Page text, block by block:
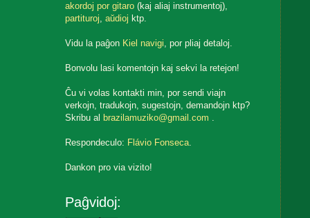
akordoj por gitaro (kaj aliaj instrumentoj),
partituroj,aŭdioj ktp.
Vidu la paĝon Kiel navigi, por pliaj detaloj.
Bonvolu lasi komentojn kaj sekvi la retejon!
Ĉu vi volas kontakti min, por sendi viajn
verkojn, tradukojn, sugestojn, demandojn ktp?
Skribu al brazilamuziko@gmail.com .
Respondeculo: Flávio Fonseca.
Dankon pro via vizito!
Paĝvidoj: